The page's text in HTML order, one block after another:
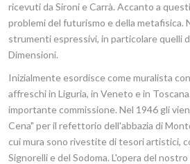
ricevuti da Sironi e Carrà. Accanto a
problemi del futurismo e della metafisica.
strumenti espressivi, in particolare quelli
Dimensioni.
Inizialmente esordisce come muralista
affreschi in Liguria, in Veneto e in
importante commissione. Nel 1946 gli
Cena" per il refettorio dell'abbazia di
cui mura sono rivestite di tesori artistici,
Signorelli e del Sodoma. L'opera del